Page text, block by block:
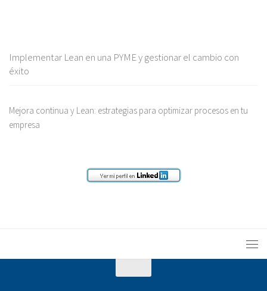
Implementar Lean en una PYME y gestionar el cambio con
éxito
Mejora continua y Lean: estrategias para optimizar procesos en tu
empresa